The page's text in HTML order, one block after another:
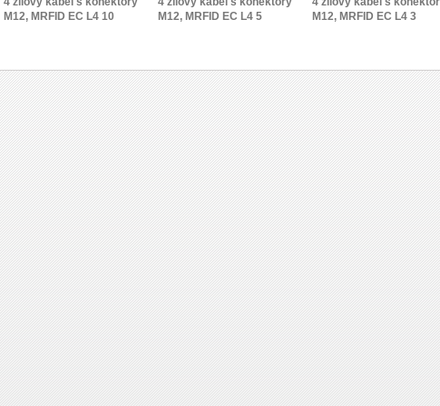
M12, MRFID EC L4 10
M12, MRFID EC L4 5
M12, MRFID EC L4 3